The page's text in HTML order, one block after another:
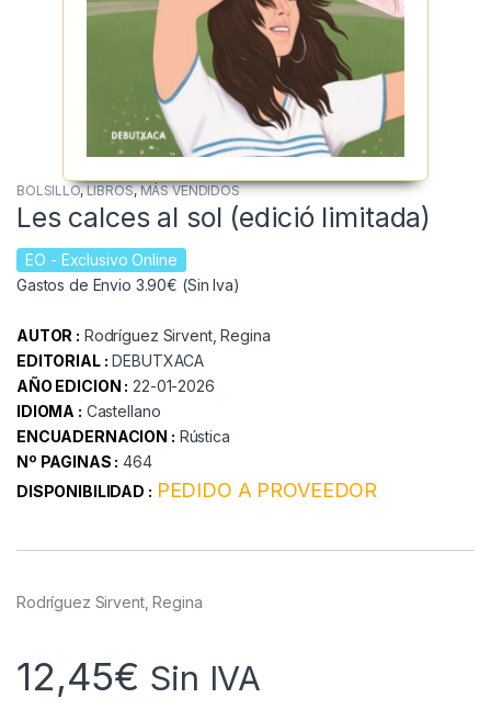
BOLSILLO,LIBROS,MÁS VENDIDOS
Les calces al sol (edició limitada)
EO - Exclusivo Online
Gastos de Envio 3.90€ (Sin Iva)
AUTOR : Rodríguez Sirvent, Regina
EDITORIAL : DEBUTXACA
AÑO EDICION : 22-01-2026
IDIOMA : Castellano
ENCUADERNACION : Rústica
Nº PAGINAS : 464
DISPONIBILIDAD : PEDIDO A PROVEEDOR
Rodríguez Sirvent, Regina
12,45€ Sin IVA